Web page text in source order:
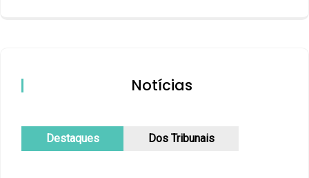
Notícias
Destaques Dos Tribunais